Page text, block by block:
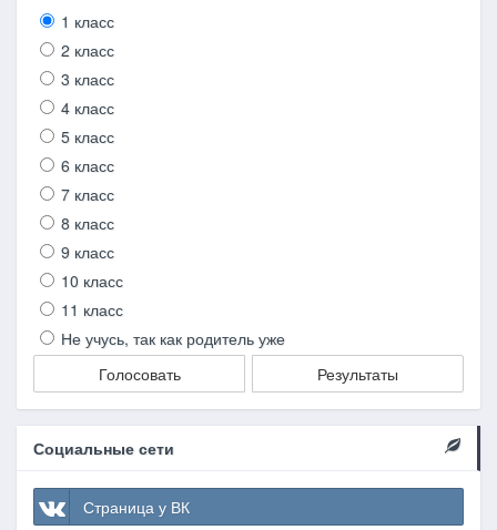
1 класс
2 класс
3 класс
4 класс
5 класс
6 класс
7 класс
8 класс
9 класс
10 класс
11 класс
Не учусь, так как родитель уже
Голосовать
Результаты
Социальные сети
Страница у ВК